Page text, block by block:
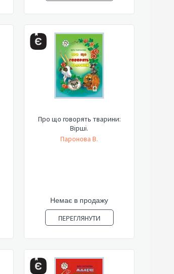
Про що говорять тварини:
Вірші.
Паронова В.
Немає в продажу
ПЕРЕГЛЯНУТИ